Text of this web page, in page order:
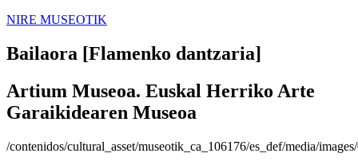
NIRE MUSEOTIK
Bailaora [Flamenko dantzaria]
Artium Museoa. Euskal Herriko Arte
Garaikidearen Museoa
/contenidos/cultural_asset/museotik_ca_106176/es_def/media/